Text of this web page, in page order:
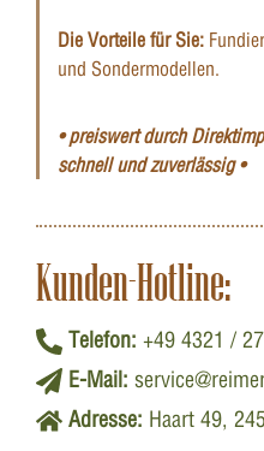
Die Vorteile für Sie:
und Sondermodellen.
• preiswert durch
schnell und zuverlässig •
Kunden-Hotline:
Telefon: +49 4321 /
E-Mail:
Adresse: Haart 49,